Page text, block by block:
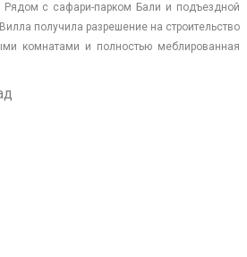
Рядом с сафари-парком Бали и подъездной
получила разрешение на строительство
комнатами и полностью меблированная